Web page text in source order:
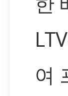
여